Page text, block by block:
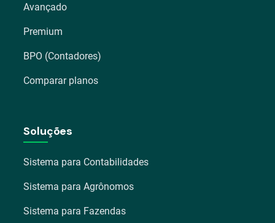
Avançado
Premium
BPO (Contadores)
Comparar planos
Soluções
Sistema para Contabilidades
Sistema para Agrônomos
Sistema para Fazendas